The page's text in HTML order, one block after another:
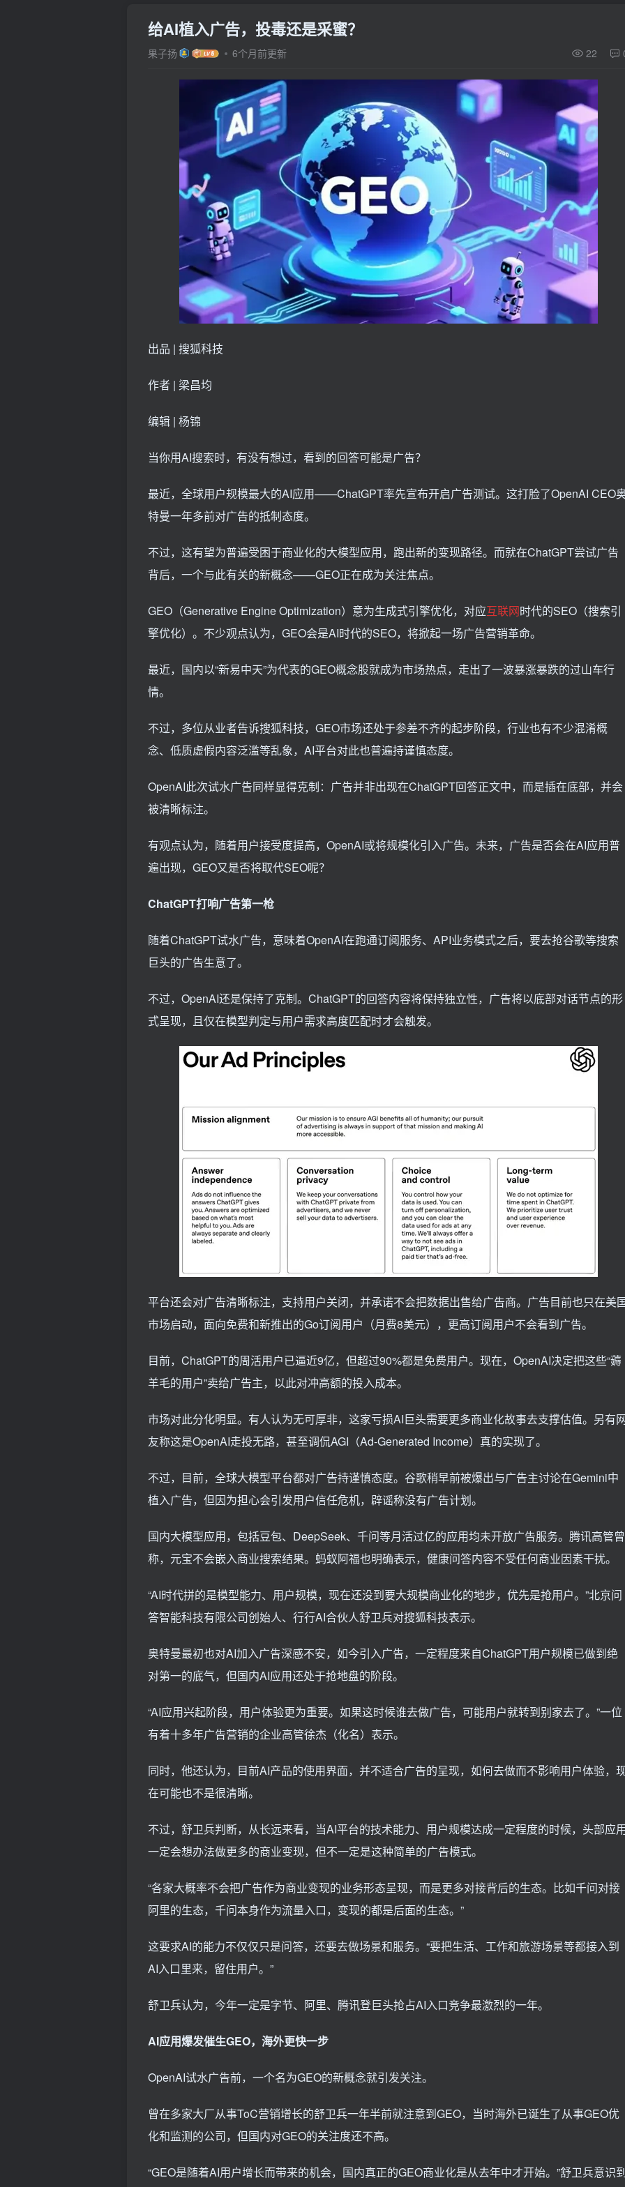
给AI植入广告，投毒还是采蜜？
果子扬 6个月前更新 22
出品 | 搜狐科技
作者 | 梁昌均
编辑 | 杨锦
当你用AI搜索时，有没有想过，看到的回答可能是广告？
最近，全球用户规模最大的AI应用——ChatGPT率先宣布开启广告测试。这打脸了OpenAI CEO
特曼一年多前对广告的抵制态度。
不过，这有望为普遍受困于商业化的大模型应用，跑出新的变现路径。而就在ChatGPT尝试广告
背后，一个与此有关的新概念——GEO正在成为关注焦点。
GEO（Generative Engine Optimization）意为生成式引擎优化，对应互联网时代的SEO（搜索引
擎优化）。不少观点认为，GEO会是AI时代的SEO，将掀起一场广告营销革命。
最近，国内以“新易中天”为代表的GEO概念股就成为市场热点，走出了一波暴涨暴跌的过山车行
情。
不过，多位从业者告诉搜狐科技，GEO市场还处于参差不齐的起步阶段，行业也有不少混淆概
念、低质虚假内容泛滥等乱象，AI平台对此也普遍持谨慎态度。
OpenAI此次试水广告同样显得克制：广告并非出现在ChatGPT回答正文中，而是插在底部，并会
被清晰标注。
有观点认为，随着用户接受度提高，OpenAI或将规模化引入广告。未来，广告是否会在AI应用普
遍出现，GEO又是否将取代SEO呢？
ChatGPT打响广告第一枪
随着ChatGPT试水广告，意味着OpenAI在跑通订阅服务、API业务模式之后，要去抢谷歌等搜索
巨头的广告生意了。
不过，OpenAI还是保持了克制。ChatGPT的回答内容将保持独立性，广告将以底部对话节点的形
式呈现，且仅在模型判定与用户需求高度匹配时才会触发。
平台还会对广告清晰标注，支持用户关闭，并承诺不会把数据出售给广告商。广告目前也只在美
市场启动，面向免费和新推出的Go订阅用户（月费8美元），更高订阅用户不会看到广告。
目前，ChatGPT的周活用户已逼近9亿，但超过90%都是免费用户。现在，OpenAI决定把这些“薅
羊毛的用户”卖给广告主，以此对冲高额的投入成本。
市场对此分化明显。有人认为无可厚非，这家亏损AI巨头需要更多商业化故事去支撑估值。另有
友称这是OpenAI走投无路，甚至调侃AGI（Ad-Generated Income）真的实现了。
不过，目前，全球大模型平台都对广告持谨慎态度。谷歌稍早前被爆出与广告主讨论在Gemini中
植入广告，但因为担心会引发用户信任危机，辟谣称没有广告计划。
国内大模型应用，包括豆包、DeepSeek、千问等月活过亿的应用均未开放广告服务。腾讯高管曾
称，元宝不会嵌入商业搜索结果。蚂蚁阿福也明确表示，健康问答内容不受任何商业因素干扰。
“AI时代拼的是模型能力、用户规模，现在还没到要大规模商业化的地步，优先是抢用户。”北京问
答智能科技有限公司创始人、行行AI合伙人舒卫兵对搜狐科技表示。
奥特曼最初也对AI加入广告深感不安，如今引入广告，一定程度来自ChatGPT用户规模已做到绝
对第一的底气，但国内AI应用还处于抢地盘的阶段。
“AI应用兴起阶段，用户体验更为重要。如果这时候谁去做广告，可能用户就转到别家去了。”一位
有着十多年广告营销的企业高管徐杰（化名）表示。
同时，他还认为，目前AI产品的使用界面，并不适合广告的呈现，如何去做而不影响用户体验，
在可能也不是很清晰。
不过，舒卫兵判断，从长远来看，当AI平台的技术能力、用户规模达成一定程度的时候，头部应
一定会想办法做更多的商业变现，但不一定是这种简单的广告模式。
“各家大概率不会把广告作为商业变现的业务形态呈现，而是更多对接背后的生态。比如千问对接
阿里的生态，千问本身作为流量入口，变现的都是后面的生态。”
这要求AI的能力不仅仅只是问答，还要去做场景和服务。“要把生活、工作和旅游场景等都接入到
AI入口里来，留住用户。”
舒卫兵认为，今年一定是字节、阿里、腾讯登巨头抢占AI入口竞争最激烈的一年。
AI应用爆发催生GEO，海外更快一步
OpenAI试水广告前，一个名为GEO的新概念就引发关注。
曾在多家大厂从事ToC营销增长的舒卫兵一年半前就注意到GEO，当时海外已诞生了从事GEO优
化和监测的公司，但国内对GEO的关注度还不高。
“GEO是随着AI用户增长而带来的机会，国内真正的GEO商业化是从去年中才开始。”舒卫兵意识